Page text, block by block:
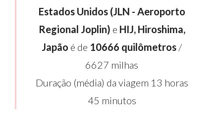
Estados Unidos (JLN - Aeroporto
Regional Joplin) e HIJ, Hiroshima,
Japão é de 10666 quilômetros /
6627 milhas
Duração (média) da viagem 13 horas
45 minutos